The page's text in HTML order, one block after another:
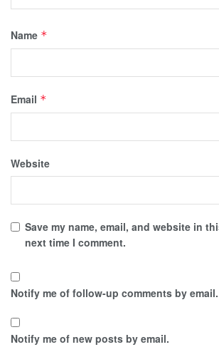
Name *
Email *
Website
Save my name, email, and website in
next time I comment.
Notify me of follow-up comments by email.
Notify me of new posts by email.